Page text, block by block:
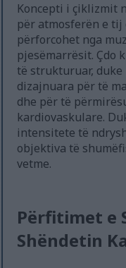
Koncepti i çiklizmit
për atmosferën e tij
përforcohet nga
pjesëmarrësit. Çdo
të strukturuar,
dizajnuara për të
dhe për të
kardiovaskulare.
intensitete të
objektiva të
vetme.
Përfitimet e
Shëndetin